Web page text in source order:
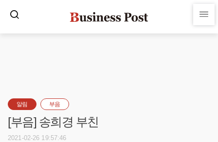
알림 부음
[부음] 송희경 부친
2021-02-26 19:57:46